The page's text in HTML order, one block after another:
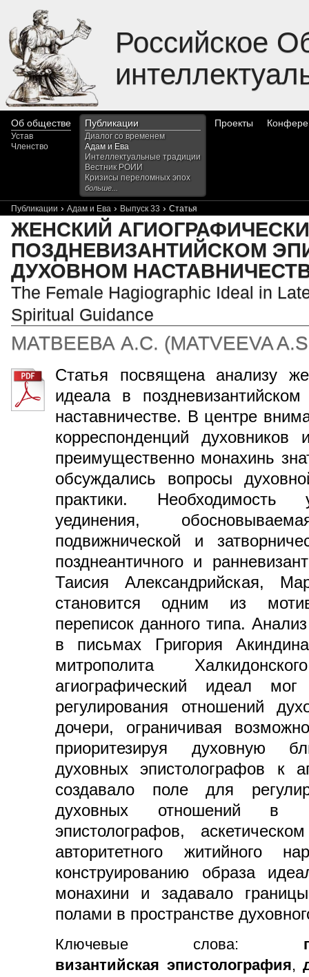
Российское
Об обществе
Устав
Членство
Публикации
Диалог со временем
Адам и Ева
Интеллектуальные традиции
Вестник РОИИ
Кризисы переломных эпох
больше...
Проекты
Публикации › Адам и Ева › Выпуск 33 › Статья
ЖЕНСКИЙ
ПОЗДНЕВИЗАНТИЙСКОМ
ДУХОВНОМ
The Female Hagiographic Ideal in
Spiritual Guidance
МАТВЕЕВА А.С. (MATVEEVA
Статья посвящена анализу
идеала в
наставничестве. В центре
корреспонденций
преимущественно монахинь
обсуждались вопросы
практики. Необходимость
уединения,
подвижнической и
позднеантичного и
Таисия Александрийская,
становится одним из
переписок данного типа.
в письмах Григория
митрополита
агиографический идеал
регулирования отношений
дочери, ограничивая
приоритезируя духовную
духовных эпистолографов к
создавало поле для
духовных отношений в
эпистолографов,
авторитетного житийного
конструированию образа
монахини и задавало
полами в пространстве
Ключевые слова:
византийская эпистолография,